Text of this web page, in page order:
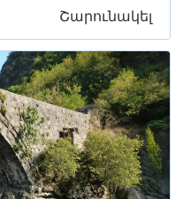
Շարունակել